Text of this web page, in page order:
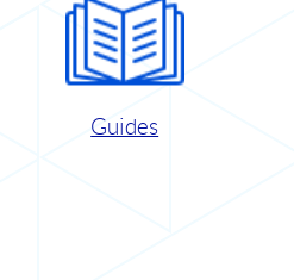
Guides